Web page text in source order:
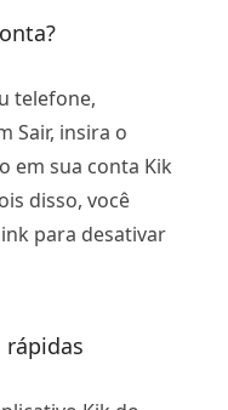
telefone,
Sair, insira o
em sua conta Kik
disso, você
para desativar
rápidas